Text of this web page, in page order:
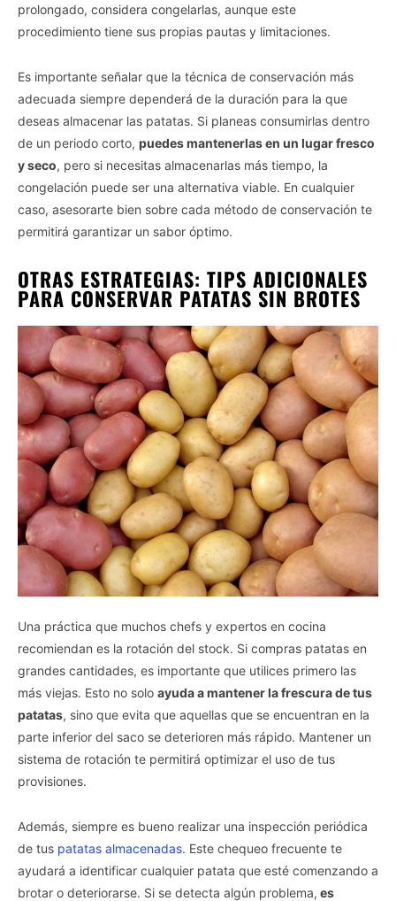
prolongado, considera congelarlas, aunque este
procedimiento tiene sus propias pautas y limitaciones.
Es importante señalar que la técnica de conservación más
adecuada siempre dependerá de la duración para la que
deseas almacenar las patatas. Si planeas consumirlas dentro
de un periodo corto, puedes mantenerlas en un lugar fresco
y seco, pero si necesitas almacenarlas más tiempo, la
congelación puede ser una alternativa viable. En cualquier
caso, asesorarte bien sobre cada método de conservación te
permitirá garantizar un sabor óptimo.
OTRAS ESTRATEGIAS: TIPS ADICIONALES
PARA CONSERVAR PATATAS SIN BROTES
Una práctica que muchos chefs y expertos en cocina
recomiendan es la rotación del stock. Si compras patatas en
grandes cantidades, es importante que utilices primero las
más viejas. Esto no solo ayuda a mantener la frescura de tus
patatas, sino que evita que aquellas que se encuentran en la
parte inferior del saco se deterioren más rápido. Mantener un
sistema de rotación te permitirá optimizar el uso de tus
provisiones.
Además, siempre es bueno realizar una inspección periódica
de tus patatas almacenadas. Este chequeo frecuente te
ayudará a identificar cualquier patata que esté comenzando a
brotar o deteriorarse. Si se detecta algún problema, es